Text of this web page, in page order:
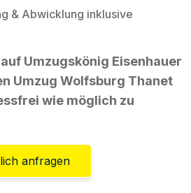
& Abwicklung inklusive
Umzugskönig Eisenhauer
Umzug Wolfsburg Thanet
wie möglich zu
anfragen